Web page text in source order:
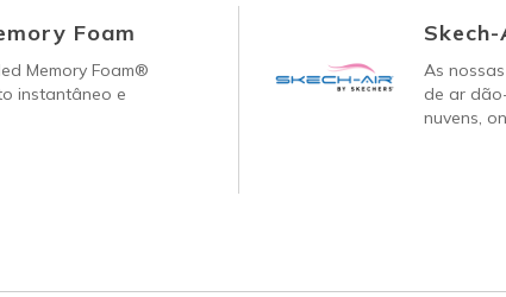
Foam
Memory Foam®
instantâneo e
As
de ar
nuvens,